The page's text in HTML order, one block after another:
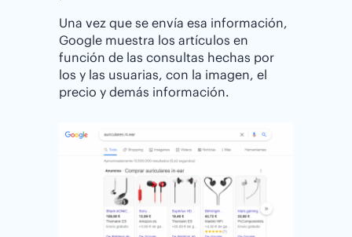
Una vez que se envía esa información,
Google muestra los artículos en
función de las consultas hechas por
los y las usuarias, con la imagen, el
precio y demás información.